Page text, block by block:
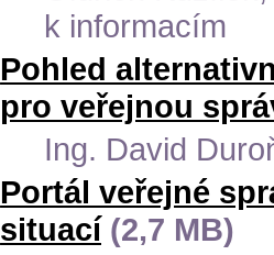
k informacím
Pohled
pro veřejnou
Ing. David
Portál veřejné
situací(2,7 MB)